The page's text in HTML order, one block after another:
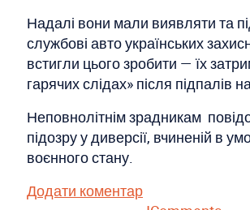
Надалі вони мали виявляти та
службові авто українських
встигли цього зробити — їх
гарячих слідах» після підпалів
Неповнолітнім зрадникам
підозру у диверсії, вчиненій в
воєнного стану.
Додати коментар